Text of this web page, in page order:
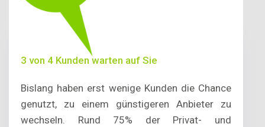
3 von 4 Kunden warten auf Sie
Bislang haben erst wenige Kunden die Chance
genutzt, zu einem günstigeren Anbieter zu
wechseln. Rund 75% der Privat- und